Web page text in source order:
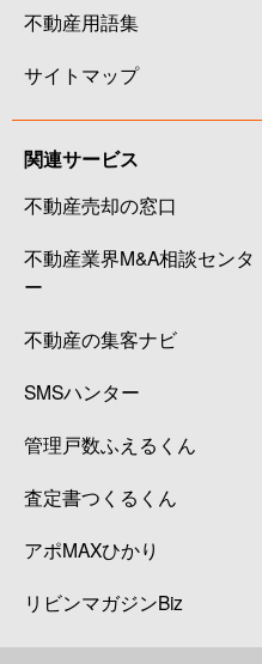
不動産用語集
サイトマップ
関連サービス
不動産売却の窓口
不動産業界M&A相談センタ
ー
不動産の集客ナビ
SMSハンター
管理戸数ふえるくん
査定書つくるくん
アポMAXひかり
リビンマガジンBiz